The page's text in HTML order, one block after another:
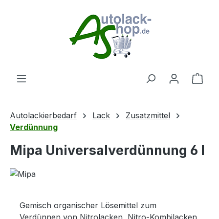
Autolackierbedarf Lack
Zusatzmittel
Verdünnung
Mipa Universalverdünnung 6 l
Gemisch organischer Lösemittel zum
Verdünnen von Nitrolacken, Nitro-Kombilacken,